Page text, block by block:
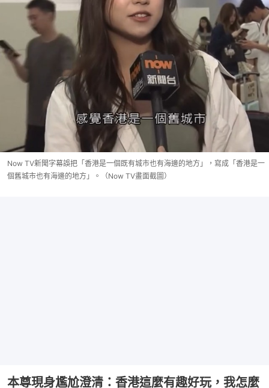
Now TV新聞字幕誤把「香港是一個既有城市也有海邊的地方」，寫成「香港是一
個舊城市也有海邊的地方」。（Now TV畫面截圖）
本尊現身尷尬澄清：香港這麼有趣好玩，我怎麼